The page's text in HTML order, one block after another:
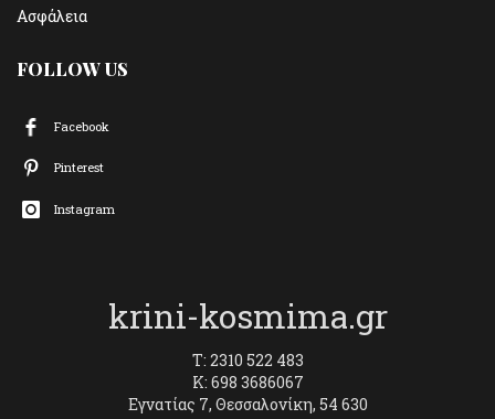
Ασφάλεια
FOLLOW US
Facebook
Pinterest
Instagram
krini-kosmima.gr
T: 2310 522 483
K: 698 3686067
Εγνατίας 7, Θεσσαλονίκη, 54 630